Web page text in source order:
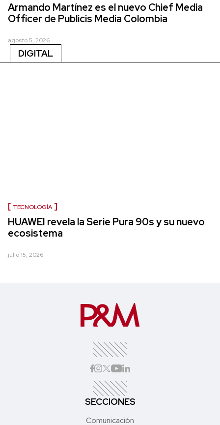
Armando Martínez es el nuevo Chief Media
Officer de Publicis Media Colombia
agosto 5, 2026
DIGITAL
TECNOLOGÍA
HUAWEI revela la Serie Pura 90s y su nuevo
ecosistema
julio 15, 2026
SECCIONES
Comunicación